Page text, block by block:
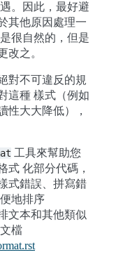
。因此，最好避
其他原因處理一
很自然的，但是
改之。
對不可違反的規
這種 樣式（例如
性大大降低），
工具來幫助您
式 化部分代碼，
式錯誤、拼寫錯
地排序
文本和其他類似
檔